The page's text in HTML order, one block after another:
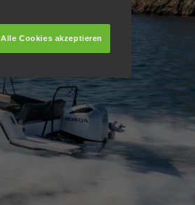
Alle Cookies akzeptieren